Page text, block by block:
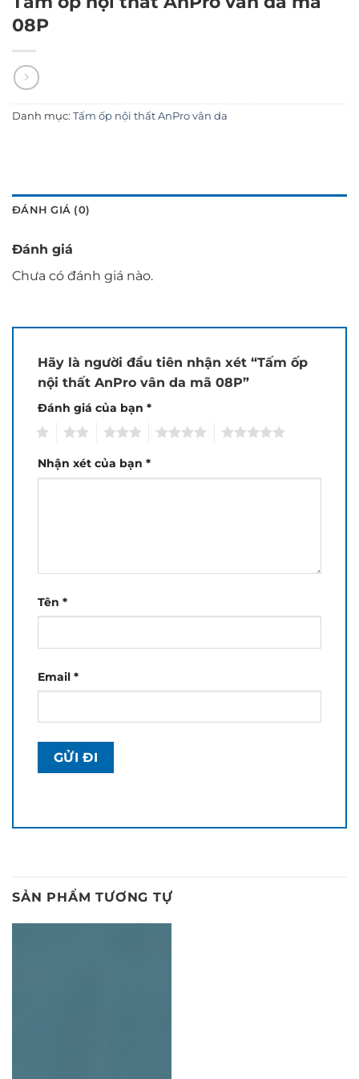
08P
Danh mục: Tấm ốp nội thất AnPro vân da
ĐÁNH GIÁ (0)
Đánh giá
Chưa có đánh giá nào.
Hãy là người đầu tiên nhận xét “Tấm ốp
nội thất AnPro vân da mã 08P”
Đánh giá của bạn *
Nhận xét của bạn *
Tên *
Email *
SẢN PHẨM TƯƠNG TỰ